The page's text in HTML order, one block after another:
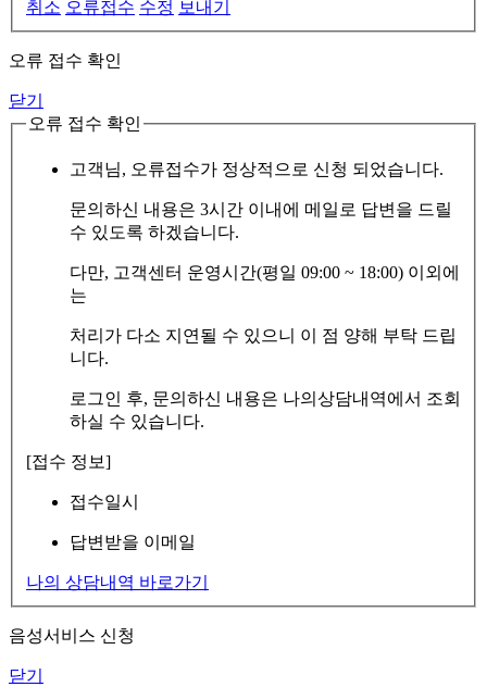
취소 오류접수 수정 보내기
오류 접수 확인
닫기
오류 접수 확인
고객님, 오류접수가 정상적으로 신청 되었습니다.
문의하신 내용은 3시간 이내에 메일로 답변을 드릴
수 있도록 하겠습니다.
다만, 고객센터 운영시간(평일 09:00 ~ 18:00) 이외에
는
처리가 다소 지연될 수 있으니 이 점 양해 부탁 드립
니다.
로그인 후, 문의하신 내용은 나의상담내역에서 조회
하실 수 있습니다.
[접수 정보]
접수일시
답변받을 이메일
나의 상담내역 바로가기
음성서비스 신청
닫기